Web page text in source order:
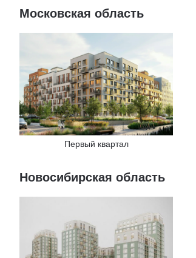
Московская область
Первый квартал
Новосибирская область